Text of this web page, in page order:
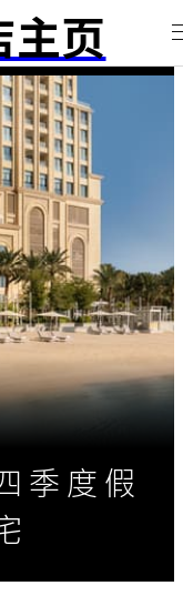
主页
季度假